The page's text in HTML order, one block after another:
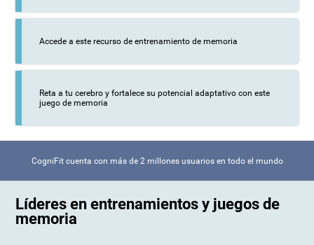
Accede a este recurso de entrenamiento de memoria
Reta a tu cerebro y fortalece su potencial adaptativo con este
juego de memoria
CogniFit cuenta con más de 2 millones usuarios en todo el mundo
Líderes en entrenamientos y juegos de
memoria